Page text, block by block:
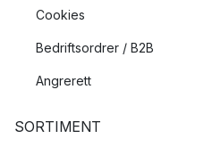
Cookies
Bedriftsordrer / B2B
Angrerett
SORTIMENT